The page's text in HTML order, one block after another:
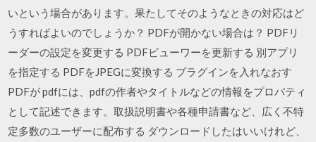
いという場合があります。果たしてそのようなときの対応はど
うすればよいのでしょうか？ PDFが開かない場合は？ PDFリ
ーダーの設定を変更する PDFビューワーを更新する 別アプリ
を指定する PDFをJPEGに変換する プラグインを入れなおす
PDFが pdfには、pdfの作者やタイトルなどの情報をプロパティ
として記述できます。取扱説明書や各種申請書など、広く不特
定多数のユーザーに配布する ダウンロードしたはいいけれど、